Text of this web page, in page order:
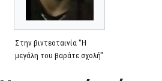
Στην βιντεοταινία "Η
μεγάλη του βαράτε σχολή"